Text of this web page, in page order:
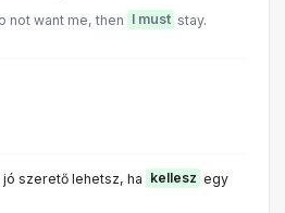
not want me, then
I must stay.
szerető lehetsz, ha kellesz egy